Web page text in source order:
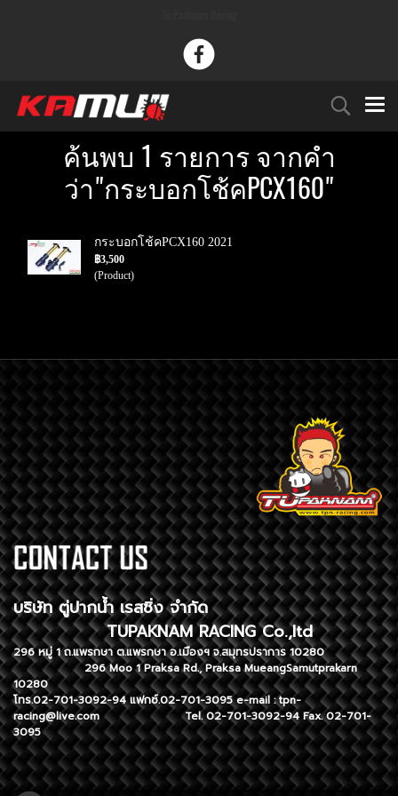
ค้นพบ 1 รายการ จากคำ
ว่า"กระบอกโช้คPCX160"
กระบอกโช้คPCX160 2021
฿3,500
(Product)
บริษัท ตู่ปากน้ำ เรสซิ่ง จำกัด
TUPAKNAM RACING Co.,ltd
296 หมู่ 1 ถ.แพรกษา ต.แพรกษา อ.เมืองฯ จ.สมุทรปราการ 10280
296 Moo 1 Praksa Rd., Praksa MueangSamutprakarn
10280
โทร.02-701-3092-94 แฟกซ์.02-701-3095 e-mail :tpn-
racing@live.com Tel. 02-701-3092-94 Fax. 02-701-
3095